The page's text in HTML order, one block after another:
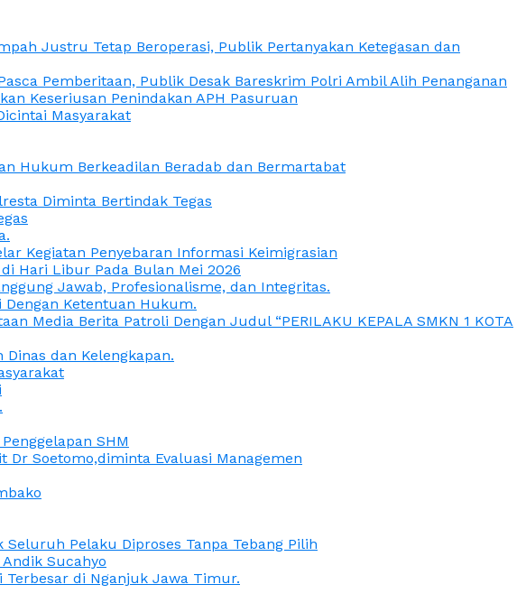
Justru Tetap Beroperasi, Publik Pertanyakan Ketegasan dan
Pemberitaan, Publik Desak Bareskrim Polri Ambil Alih Penanganan
Keseriusan Penindakan APH Pasuruan
Masyarakat
Hukum Berkeadilan Beradab dan Bermartabat
Diminta Bertindak Tegas
Kegiatan Penyebaran Informasi Keimigrasian
Hari Libur Pada Bulan Mei 2026
Jawab, Profesionalisme, dan Integritas.
Dengan Ketentuan Hukum.
Media Berita Patroli Dengan Judul “PERILAKU KEPALA SMKN 1 KOTA
Dinas dan Kelengkapan.
SHM
Soetomo,diminta Evaluasi Managemen
Pelaku Diproses Tanpa Tebang Pilih
Sucahyo
Terbesar di Nganjuk Jawa Timur.